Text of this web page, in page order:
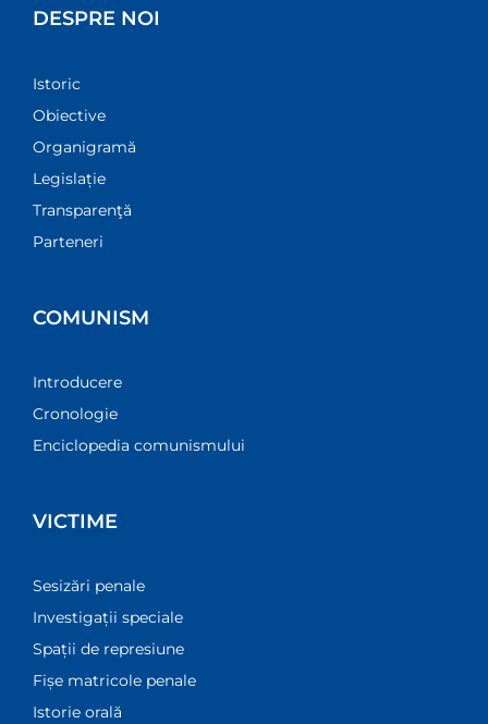
DESPRE NOI
Istoric
Obiective
Organigramă
Legislație
Transparenţă
Parteneri
COMUNISM
Introducere
Cronologie
Enciclopedia comunismului
VICTIME
Sesizări penale
Investigații speciale
Spații de represiune
Fișe matricole penale
Istorie orală